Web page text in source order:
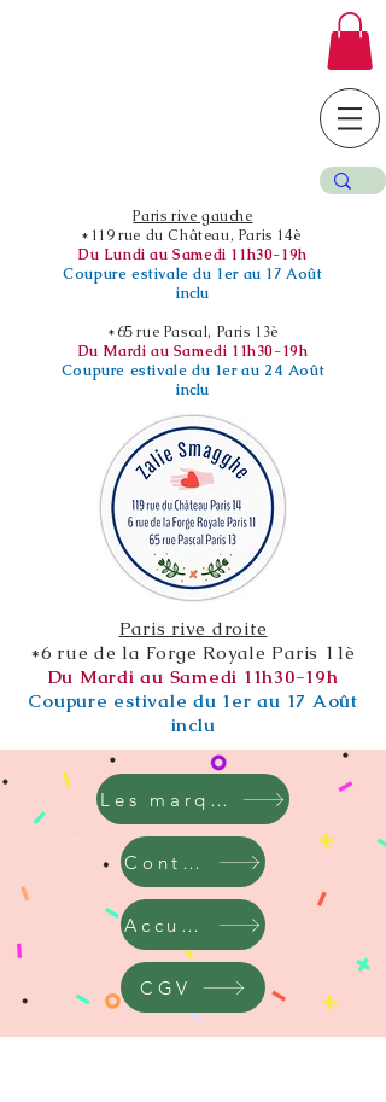
Paris rive gauche
*119 rue du Château, Paris 14è
Du Lundi au Samedi 11h30-19h
Coupure estivale du 1er au 17 Août
inclu
*65 rue Pascal, Paris 13è
Du Mardi au Samedi 11h30-19h
Coupure estivale du 1er au 24 Août
inclu
Paris rive droite
*6 rue de la Forge Royale Paris 11è
Du Mardi au Samedi 11h30-19h
Coupure estivale du 1er au 17 Août
inclu
Les marques
Contact
Accueil
CGV